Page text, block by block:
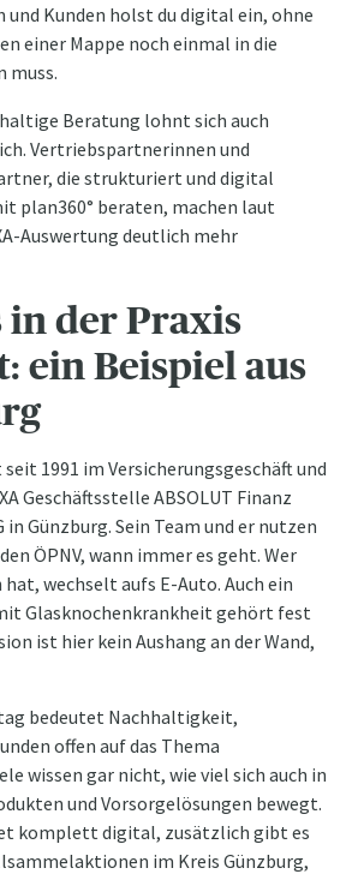
und Kunden holst du digital ein, ohne
einer Mappe noch einmal in die
muss.
Beratung lohnt sich auch
Vertriebspartnerinnen und
die strukturiert und digital
plan360° beraten, machen laut
Auswertung deutlich mehr
in der Praxis
ein Beispiel aus
1991 im Versicherungsgeschäft und
Geschäftsstelle ABSOLUT Finanz
in Günzburg. Sein Team und er nutzen
ÖPNV, wann immer es geht. Wer
wechselt aufs E-Auto. Auch ein
Glasknochenkrankheit gehört fest
ist hier kein Aushang an der Wand,
bedeutet Nachhaltigkeit,
offen auf das Thema
wissen gar nicht, wie viel sich auch in
und Vorsorgelösungen bewegt.
komplett digital, zusätzlich gibt es
im Kreis Günzburg,